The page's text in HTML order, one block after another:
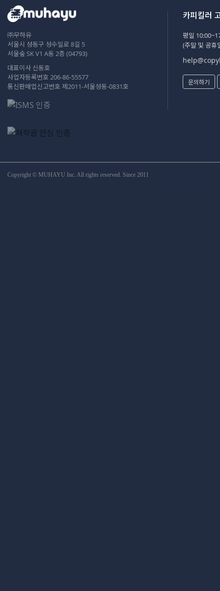
㈜무하유
서울시 성동구 성수일로 8길 5
서울숲 SK V1 A동 2층 (04793)
대표이사 신동호
사업자등록번호 206-86-55577
통신판매업신고번호 제2011-서울성동-0831호
카피킬러
평일
(주말 및 공휴
문의하기
Copyright © MUHAYU Inc. All rights reserved. Since 2011